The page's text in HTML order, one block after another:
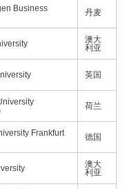
Business
丹麦
澳大
利亚
英国
荷兰
Frankfurt
德国
澳大
利亚